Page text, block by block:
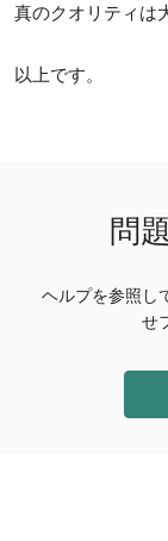
真のクオリティは
以上です。
問
ヘルプを参照し
せ